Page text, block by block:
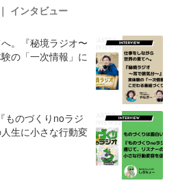
｜ インタビュー
。『秘境ラジオ〜
の「一次情報」に
ものづくりnoラジ
生に小さな行動変